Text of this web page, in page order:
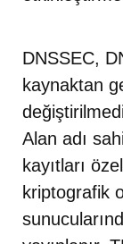
DNSSEC,
kaynaktan
Alan adı
kayıtları
kriptografik